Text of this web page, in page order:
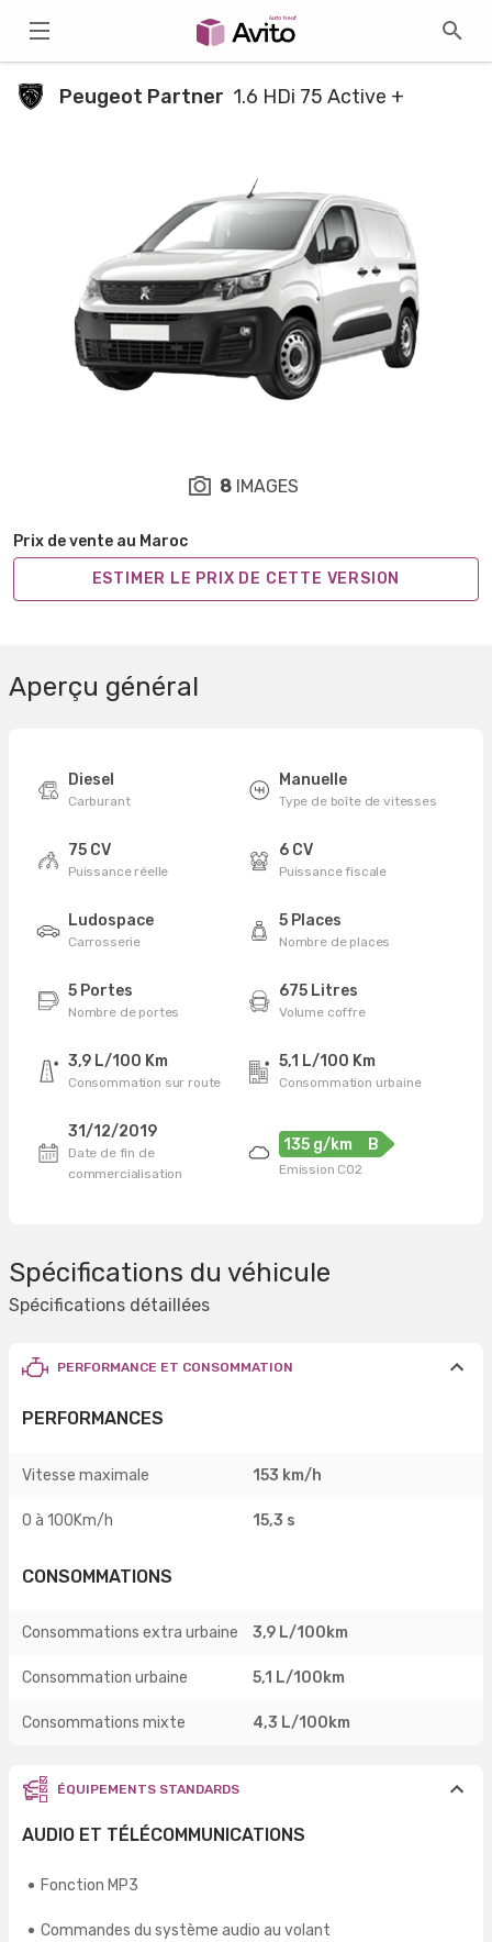
Peugeot Partner 1.6 HDi 75 Active +
Prix de vente au Maroc
ESTIMER LE PRIX DE CETTE VERSION
8 IMAGES
Aperçu général
Diesel
Carburant
Manuelle
Type de boîte de vitesses
75 CV
Puissance réelle
6 CV
Puissance fiscale
Ludospace
Carrosserie
5 Places
Nombre de places
5 Portes
Nombre de portes
675 Litres
Volume coffre
3,9 L/100 Km
Consommation sur route
5,1 L/100 Km
Consommation urbaine
31/12/2019
Date de fin de
commercialisation
135 g/km B
Emission CO2
Spécifications du véhicule
Spécifications détaillées
PERFORMANCE ET CONSOMMATION
PERFORMANCES
Vitesse maximale 153 km/h
0 à 100Km/h 15,3 s
CONSOMMATIONS
Consommations extra urbaine 3,9 L/100km
Consommation urbaine 5,1 L/100km
Consommations mixte 4,3 L/100km
ÉQUIPEMENTS STANDARDS
AUDIO ET TÉLÉCOMMUNICATIONS
Fonction MP3
Commandes du système audio au volant